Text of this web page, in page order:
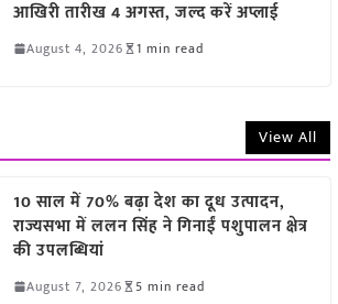
आखिरी तारीख 4 अगस्त, जल्द करें अप्लाई
August 4, 2026 1 min read
View All
10 साल में 70% बढ़ा देश का दूध उत्पादन,
राज्यसभा में ललन सिंह ने गिनाईं पशुपालन क्षेत्र
की उपलब्धियां
August 7, 2026 5 min read